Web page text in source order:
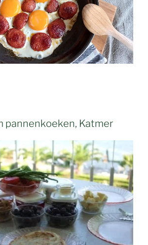
pannenkoeken, Katmer